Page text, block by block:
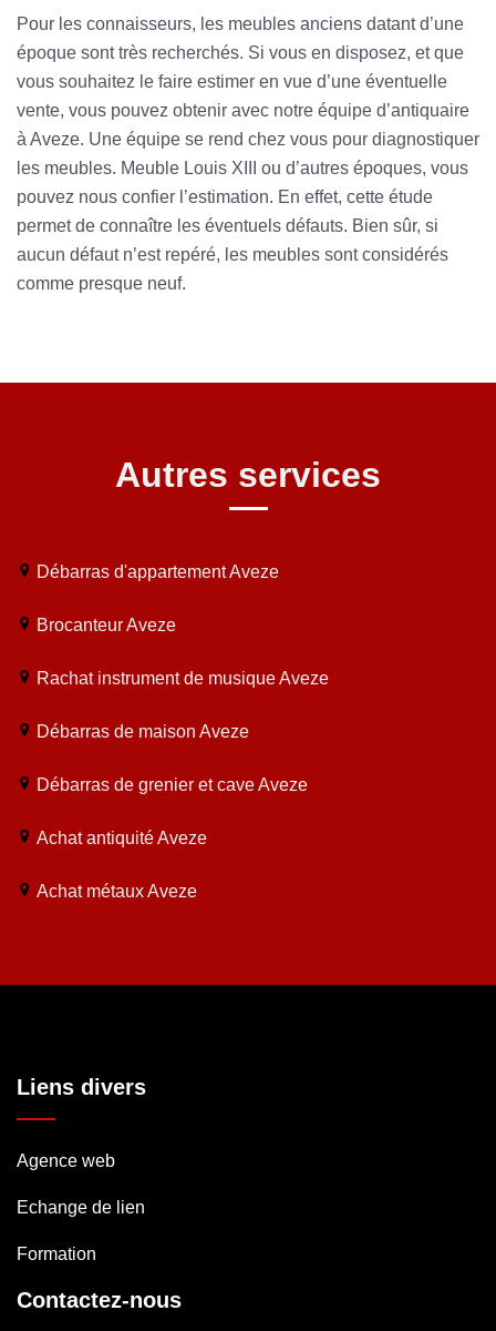
Pour les connaisseurs, les meubles anciens datant d’une
époque sont très recherchés. Si vous en disposez, et que
vous souhaitez le faire estimer en vue d’une éventuelle
vente, vous pouvez obtenir avec notre équipe d’antiquaire
à Aveze. Une équipe se rend chez vous pour diagnostiquer
les meubles. Meuble Louis XIII ou d’autres époques, vous
pouvez nous confier l’estimation. En effet, cette étude
permet de connaître les éventuels défauts. Bien sûr, si
aucun défaut n’est repéré, les meubles sont considérés
comme presque neuf.
Autres services
Débarras d'appartement Aveze
Brocanteur Aveze
Rachat instrument de musique Aveze
Débarras de maison Aveze
Débarras de grenier et cave Aveze
Achat antiquité Aveze
Achat métaux Aveze
Liens divers
Agence web
Echange de lien
Formation
Contactez-nous